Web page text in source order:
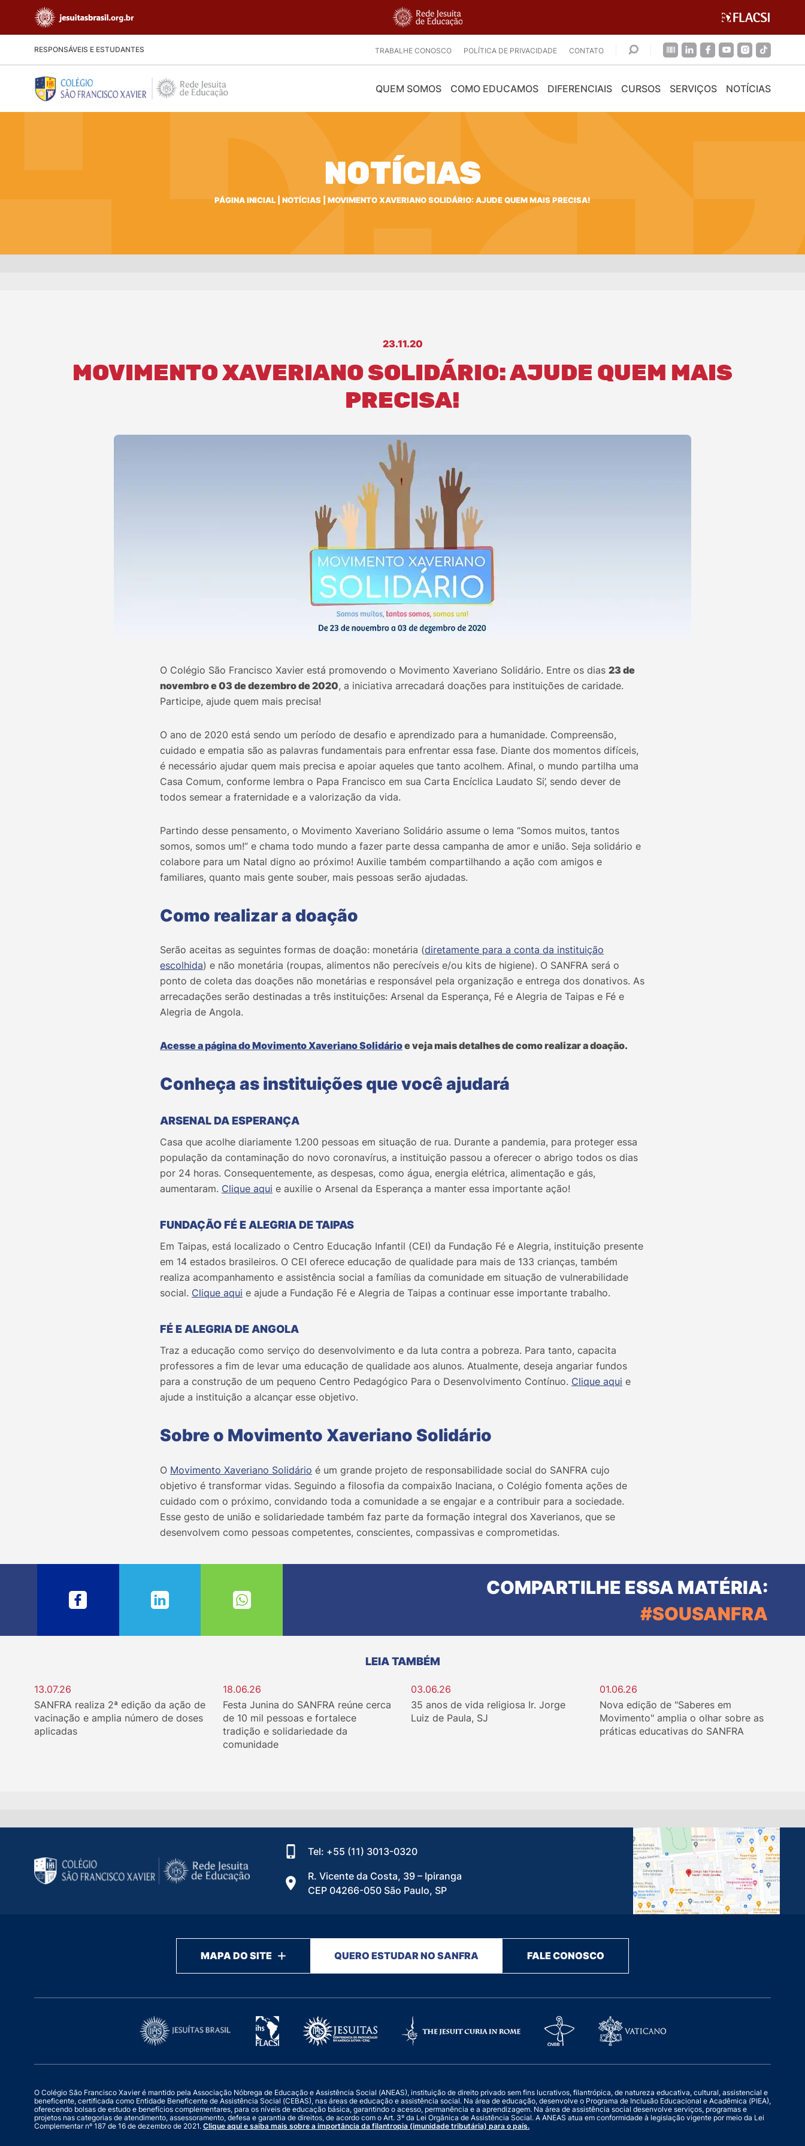
RESPONSÁVEIS E ESTUDANTES TRABALHE CONOSCO POLÍTICA DE PRIVACIDADE CONTATO
QUEM SOMOS COMO EDUCAMOS DIFERENCIAIS CURSOS SERVIÇOS NOTÍCIAS
NOTÍCIAS
PÁGINA INICIAL NOTÍCIAS MOVIMENTO XAVERIANO SOLIDÁRIO: AJUDE QUEM MAIS PRECISA!
23.11.20
MOVIMENTO XAVERIANO SOLIDÁRIO: AJUDE QUEM MAIS
PRECISA!
O Colégio São Francisco Xavier está promovendo o Movimento Xaveriano Solidário. Entre os dias 23 de
novembro e 03 de dezembro de 2020, a iniciativa arrecadará doações para instituições de caridade.
Participe, ajude quem mais precisa!
O ano de 2020 está sendo um período de desafio e aprendizado para a humanidade. Compreensão,
cuidado e empatia são as palavras fundamentais para enfrentar essa fase. Diante dos momentos difíceis,
é necessário ajudar quem mais precisa e apoiar aqueles que tanto acolhem. Afinal, o mundo partilha uma
Casa Comum, conforme lembra o Papa Francisco em sua Carta Encíclica Laudato Si’, sendo dever de
todos semear a fraternidade e a valorização da vida.
Partindo desse pensamento, o Movimento Xaveriano Solidário assume o lema “Somos muitos, tantos
somos, somos um!” e chama todo mundo a fazer parte dessa campanha de amor e união. Seja solidário e
colabore para um Natal digno ao próximo! Auxilie também compartilhando a ação com amigos e
familiares, quanto mais gente souber, mais pessoas serão ajudadas.
Como realizar a doação
Serão aceitas as seguintes formas de doação: monetária (diretamente para a conta da instituição
escolhida) e não monetária (roupas, alimentos não perecíveis e/ou kits de higiene). O SANFRA será o
ponto de coleta das doações não monetárias e responsável pela organização e entrega dos donativos. As
arrecadações serão destinadas a três instituições: Arsenal da Esperança, Fé e Alegria de Taipas e Fé e
Alegria de Angola.
Acesse a página do Movimento Xaveriano Solidárioe veja mais detalhes de como realizar a doação.
Conheça as instituições que você ajudará
ARSENAL DA ESPERANÇA
Casa que acolhe diariamente 1.200 pessoas em situação de rua. Durante a pandemia, para proteger essa
população da contaminação do novo coronavírus, a instituição passou a oferecer o abrigo todos os dias
por 24 horas. Consequentemente, as despesas, como água, energia elétrica, alimentação e gás,
aumentaram. Clique aqui e auxilie o Arsenal da Esperança a manter essa importante ação!
FUNDAÇÃO FÉ E ALEGRIA DE TAIPAS
Em Taipas, está localizado o Centro Educação Infantil (CEI) da Fundação Fé e Alegria, instituição presente
em 14 estados brasileiros. O CEI oferece educação de qualidade para mais de 133 crianças, também
realiza acompanhamento e assistência social a famílias da comunidade em situação de vulnerabilidade
social. Clique aqui e ajude a Fundação Fé e Alegria de Taipas a continuar esse importante trabalho.
FÉ E ALEGRIA DE ANGOLA
Traz a educação como serviço do desenvolvimento e da luta contra a pobreza. Para tanto, capacita
professores a fim de levar uma educação de qualidade aos alunos. Atualmente, deseja angariar fundos
para a construção de um pequeno Centro Pedagógico Para o Desenvolvimento Contínuo. Clique aqui e
ajude a instituição a alcançar esse objetivo.
Sobre o Movimento Xaveriano Solidário
O Movimento Xaveriano Solidário é um grande projeto de responsabilidade social do SANFRA cujo
objetivo é transformar vidas. Seguindo a filosofia da compaixão Inaciana, o Colégio fomenta ações de
cuidado com o próximo, convidando toda a comunidade a se engajar e a contribuir para a sociedade.
Esse gesto de união e solidariedade também faz parte da formação integral dos Xaverianos, que se
desenvolvem como pessoas competentes, conscientes, compassivas e comprometidas.
COMPARTILHE ESSA MATÉRIA:
#SOUSANFRA
LEIA TAMBÉM
13.07.26
SANFRA realiza 2ª edição da ação de
vacinação e amplia número de doses
aplicadas
18.06.26
Festa Junina do SANFRA reúne cerca
de 10 mil pessoas e fortalece
tradição e solidariedade da
comunidade
03.06.26
35 anos de vida religiosa Ir. Jorge
Luiz de Paula, SJ
01.06.26
Nova edição de "Saberes em
Movimento" amplia o olhar sobre as
práticas educativas do SANFRA
Tel: +55 (11) 3013-0320
R. Vicente da Costa, 39 – Ipiranga
CEP 04266-050 São Paulo, SP
MAPA DO SITE QUERO ESTUDAR NO SANFRA FALE CONOSCO
O Colégio São Francisco Xavier é mantido pela Associação Nóbrega de Educação e Assistência Social (ANEAS), instituição de direito privado sem fins lucrativos, filantrópica, de natureza educativa, cultural, assistencial e
beneficente, certificada como Entidade Beneficente de Assistência Social (CEBAS), nas áreas de educação e assistência social. Na área de educação, desenvolve o Programa de Inclusão Educacional e Acadêmica (PIEA),
oferecendo bolsas de estudo e benefícios complementares, para os níveis de educação básica, garantindo o acesso, permanência e a aprendizagem. Na área de assistência social desenvolve serviços, programas e
projetos nas categorias de atendimento, assessoramento, defesa e garantia de direitos, de acordo com o Art. 3º da Lei Orgânica de Assistência Social. A ANEAS atua em conformidade à legislação vigente por meio da Lei
Complementar nº 187 de 16 de dezembro de 2021. Clique aqui e saiba mais sobre a importância da filantropia (imunidade tributária) para o país.